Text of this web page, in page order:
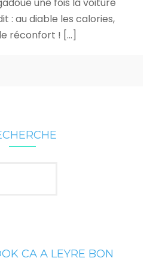
une fois la voiture
: au diable les calories,
réconfort ! […]
CA A LEYRE BON